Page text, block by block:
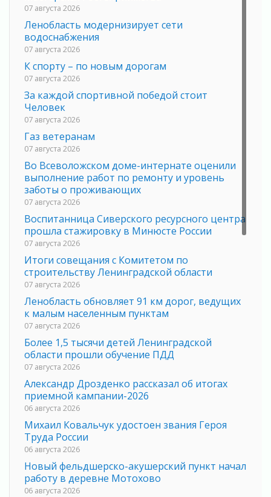
07 августа 2026
Ленобласть модернизирует сети
водоснабжения
07 августа 2026
К спорту – по новым дорогам
07 августа 2026
За каждой спортивной победой стоит
Человек
07 августа 2026
Газ ветеранам
07 августа 2026
Во Всеволожском доме-интернате оценили
выполнение работ по ремонту и уровень
заботы о проживающих
07 августа 2026
Воспитанница Сиверского ресурсного центра
прошла стажировку в Минюсте России
07 августа 2026
Итоги совещания с Комитетом по
строительству Ленинградской области
07 августа 2026
Ленобласть обновляет 91 км дорог, ведущих
к малым населенным пунктам
07 августа 2026
Более 1,5 тысячи детей Ленинградской
области прошли обучение ПДД
07 августа 2026
Александр Дрозденко рассказал об итогах
приемной кампании-2026
06 августа 2026
Михаил Ковальчук удостоен звания Героя
Труда России
06 августа 2026
Новый фельдшерско-акушерский пункт начал
работу в деревне Мотохово
06 августа 2026